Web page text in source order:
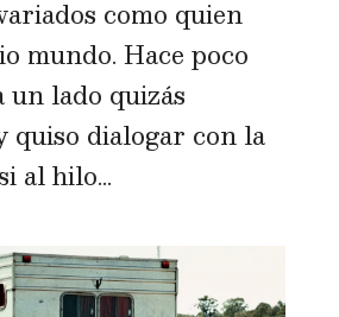
como quien
mundo. Hace poco
un lado quizás
quiso dialogar con la
al hilo...